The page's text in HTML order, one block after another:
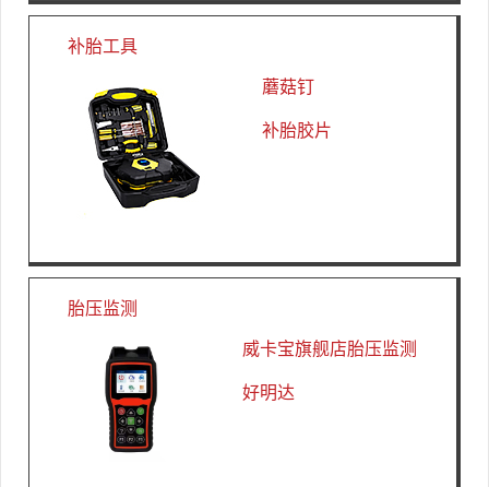
补胎工具
蘑菇钉
补胎胶片
胎压监测
威卡宝旗舰店胎压监测
好明达